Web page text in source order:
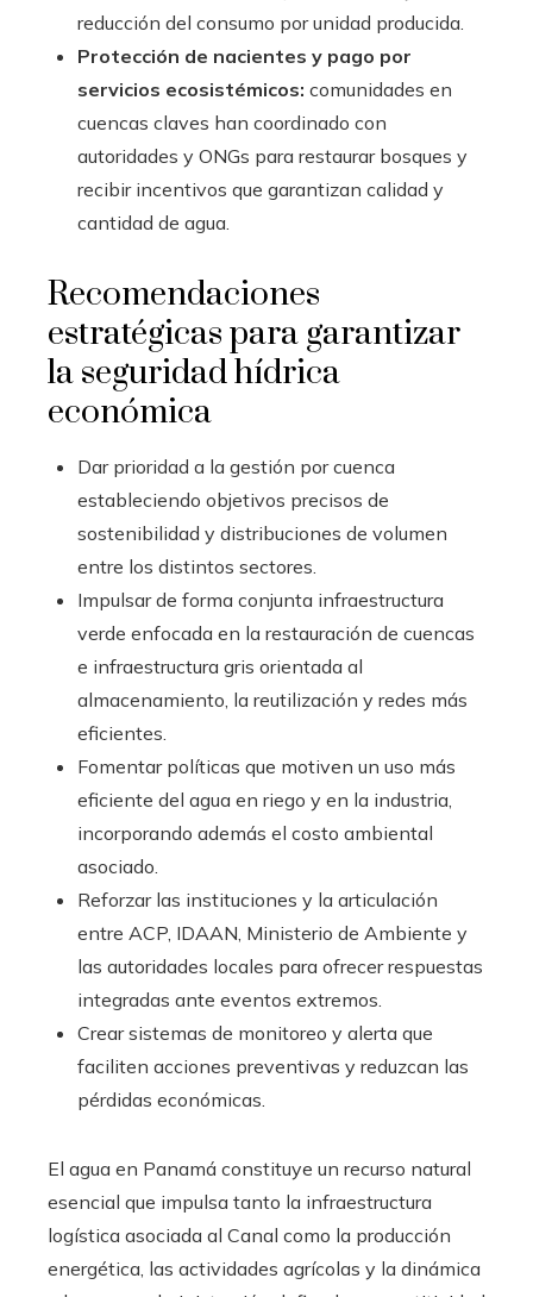
reducción del consumo por unidad producida.
Protección de nacientes y pago por
servicios ecosistémicos: comunidades en
cuencas claves han coordinado con
autoridades y ONGs para restaurar bosques y
recibir incentivos que garantizan calidad y
cantidad de agua.
Recomendaciones
estratégicas para garantizar
la seguridad hídrica
económica
Dar prioridad a la gestión por cuenca
estableciendo objetivos precisos de
sostenibilidad y distribuciones de volumen
entre los distintos sectores.
Impulsar de forma conjunta infraestructura
verde enfocada en la restauración de cuencas
e infraestructura gris orientada al
almacenamiento, la reutilización y redes más
eficientes.
Fomentar políticas que motiven un uso más
eficiente del agua en riego y en la industria,
incorporando además el costo ambiental
asociado.
Reforzar las instituciones y la articulación
entre ACP, IDAAN, Ministerio de Ambiente y
las autoridades locales para ofrecer respuestas
integradas ante eventos extremos.
Crear sistemas de monitoreo y alerta que
faciliten acciones preventivas y reduzcan las
pérdidas económicas.
El agua en Panamá constituye un recurso natural
esencial que impulsa tanto la infraestructura
logística asociada al Canal como la producción
energética, las actividades agrícolas y la dinámica